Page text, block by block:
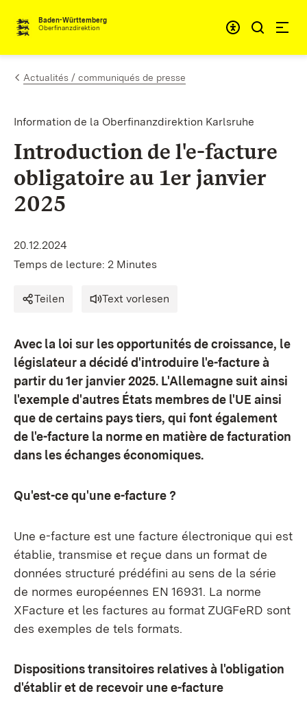
Passer au contenu
Baden-Württemberg
Oberfinanzdirektion
Actualités / communiqués de presse
Information de la Oberfinanzdirektion Karlsruhe
Introduction de l'e-facture
obligatoire au 1er janvier
2025
20.12.2024
Temps de lecture: 2 Minutes
Teilen Text vorlesen
Avec la loi sur les opportunités de croissance, le
législateur a décidé d'introduire l'e-facture à
partir du 1er janvier 2025. L'Allemagne suit ainsi
l'exemple d'autres États membres de l'UE ainsi
que de certains pays tiers, qui font également
de l'e-facture la norme en matière de facturation
dans les échanges économiques.
Qu'est-ce qu'une e-facture ?
Une e-facture est une facture électronique qui est
établie, transmise et reçue dans un format de
données structuré prédéfini au sens de la série
de normes européennes EN 16931. La norme
XFacture et les factures au format ZUGFeRD sont
des exemples de tels formats.
Dispositions transitoires relatives à l'obligation
d'établir et de recevoir une e-facture